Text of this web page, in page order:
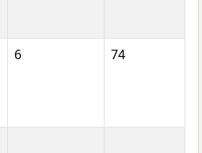
6 74